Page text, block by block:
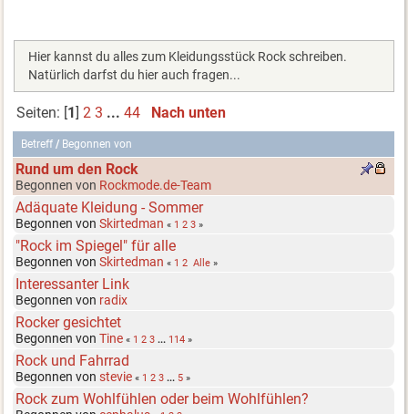
Hier kannst du alles zum Kleidungsstück Rock schreiben.
Natürlich darfst du hier auch fragen...
Seiten: [1] 2 3 ... 44 Nach unten
Betreff/ Begonnen von
Rund um den Rock
Begonnen von Rockmode.de-Team
Adäquate Kleidung - Sommer
Begonnen vonSkirtedman « 1 2 3 »
"Rock im Spiegel" für alle
Begonnen vonSkirtedman « 1 2 Alle »
Interessanter Link
Begonnen von radix
Rocker gesichtet
Begonnen vonTine « 1 2 3 ... 114 »
Rock und Fahrrad
Begonnen vonstevie « 1 2 3 ... 5 »
Rock zum Wohlfühlen oder beim Wohlfühlen?